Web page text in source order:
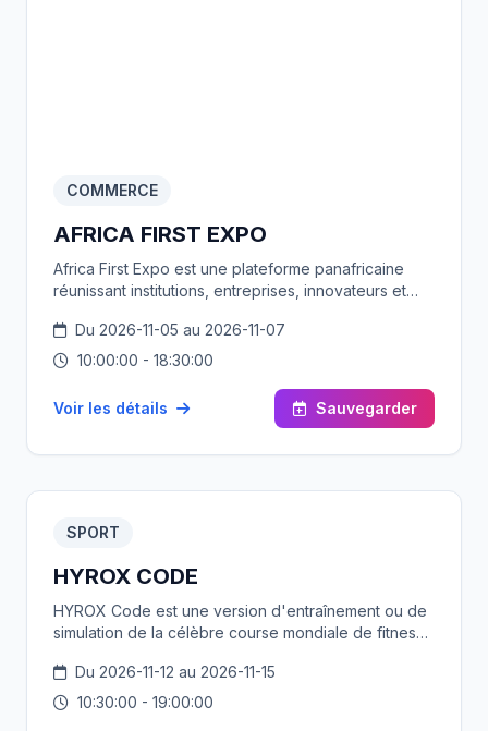
COMMERCE
AFRICA FIRST EXPO
Africa First Expo est une plateforme panafricaine
réunissant institutions, entreprises, innovateurs et
valoriser le potentiel économique africain et
encourager la consommation locale. L’événement
commerce intra-africain et à la structuration
Du 2026-11-05 au 2026-11-07
10:00:00 - 18:30:00
Voir les détails Sauvegarder
SPORT
HYROX CODE
HYROX Code est une version d'entraînement ou de
simulation de la célèbre course mondiale de fitness,
fonctionnels
Du 2026-11-12 au 2026-11-15
10:30:00 - 19:00:00